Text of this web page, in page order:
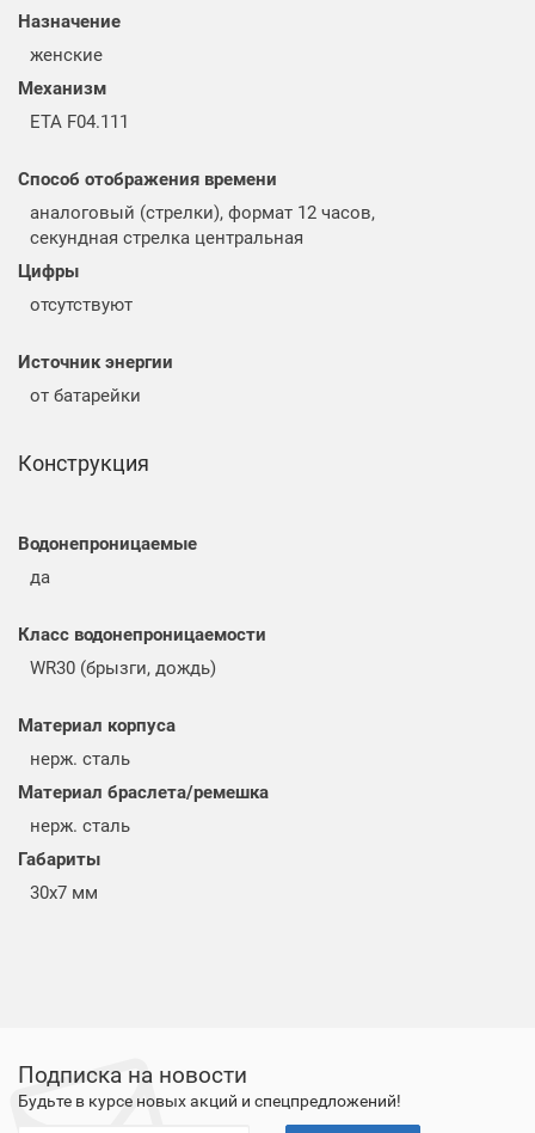
Назначение
женские
Механизм
ETA F04.111
Способ отображения времени
аналоговый (стрелки), формат 12 часов,
секундная стрелка центральная
Цифры
отсутствуют
Источник энергии
от батарейки
Конструкция
Водонепроницаемые
да
Класс водонепроницаемости
WR30 (брызги, дождь)
Материал корпуса
нерж. сталь
Материал браслета/ремешка
нерж. сталь
Габариты
30x7 мм
Подписка на новости
Будьте в курсе новых акций и спецпредложений!